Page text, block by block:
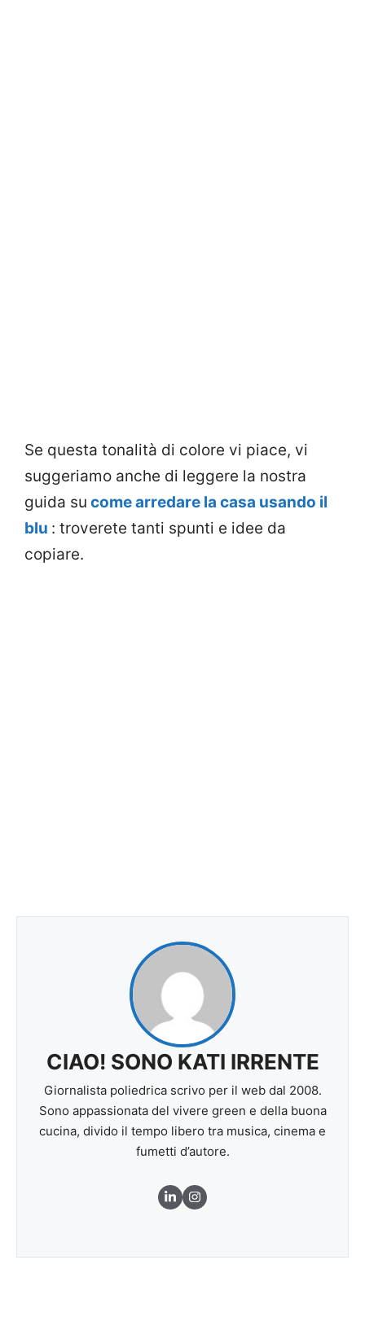
Se questa tonalità di colore vi piace, vi
suggeriamo anche di leggere la nostra
guida su come arredare la casa usando il
blu : troverete tanti spunti e idee da
copiare.
CIAO! SONO KATI IRRENTE
Giornalista poliedrica scrivo per il web dal 2008.
Sono appassionata del vivere green e della buona
cucina, divido il tempo libero tra musica, cinema e
fumetti d’autore.